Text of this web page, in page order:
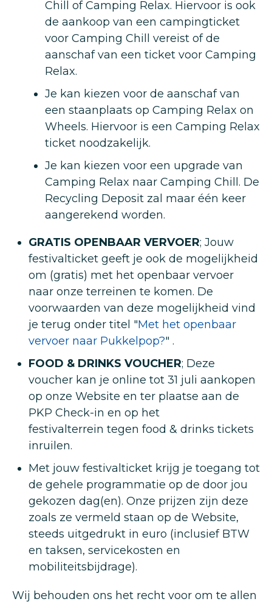
Chill of Camping Relax. Hiervoor is ook
de aankoop van een campingticket
voor Camping Chill vereist of de
aanschaf van een ticket voor Camping
Relax.
Je kan kiezen voor de aanschaf van
een staanplaats op Camping Relax on
Wheels. Hiervoor is een Camping Relax
ticket noodzakelijk.
Je kan kiezen voor een upgrade van
Camping Relax naar Camping Chill. De
Recycling Deposit zal maar één keer
aangerekend worden.
GRATIS OPENBAAR VERVOER; Jouw
festivalticket geeft je ook de mogelijkheid
om (gratis) met het openbaar vervoer
naar onze terreinen te komen. De
voorwaarden van deze mogelijkheid vind
je terug onder titel "Met het openbaar
vervoer naar Pukkelpop?" .
FOOD & DRINKS VOUCHER; Deze
voucher kan je online tot 31 juli aankopen
op onze Website en ter plaatse aan de
PKP Check-in en op het
festivalterrein tegen food & drinks tickets
inruilen.
Met jouw festivalticket krijg je toegang tot
de gehele programmatie op de door jou
gekozen dag(en). Onze prijzen zijn deze
zoals ze vermeld staan op de Website,
steeds uitgedrukt in euro (inclusief BTW
en taksen, servicekosten en
mobiliteitsbijdrage).
Wij behouden ons het recht voor om te allen